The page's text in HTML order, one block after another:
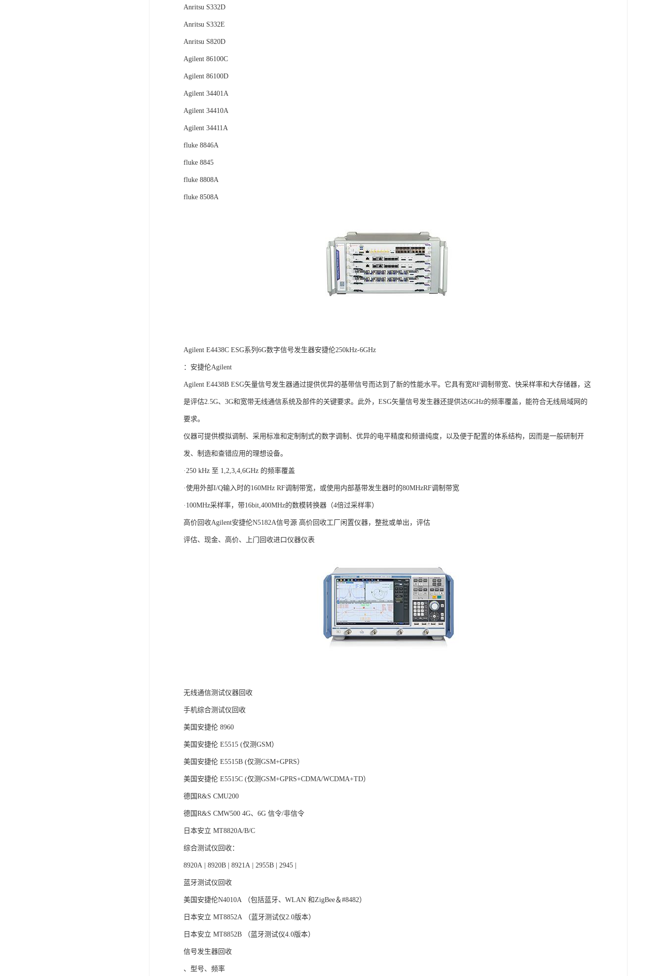
Anritsu S332D
Anritsu S332E
Anritsu S820D
Agilent 86100C
Agilent 86100D
Agilent 34401A
Agilent 34410A
Agilent 34411A
fluke 8846A
fluke 8845
fluke 8808A
fluke 8508A
Agilent E4438C ESG系列6G数字信号发生器安捷伦250kHz-6GHz
：安捷伦Agilent
Agilent E4438B ESG矢量信号发生器通过提供优异的基带信号而达到了新的性能水平。它具有宽RF调制带宽、快采样率和大存储器，这
是评估2.5G、3G和宽带无线通信系统及部件的关键要求。此外，ESG矢量信号发生器还提供达6GHz的频率覆盖，能符合无线局域网的
要求。
仪器可提供模拟调制、采用标准和定制制式的数字调制、优异的电平精度和频谱纯度，以及便于配置的体系结构，因而是一般研制开
发、制造和查错应用的理想设备。
·250 kHz 至 1,2,3,4,6GHz 的频率覆盖
·使用外部I/Q输入时的160MHz RF调制带宽，或使用内部基带发生器时的80MHzRF调制带宽
·100MHz采样率，带16bit,400MHz的数模转换器（4倍过采样率）
高价回收Agilent安捷伦N5182A信号源 高价回收工厂闲置仪器，整批或单出，评估
评估、现金、高价、上门回收进口仪器仪表
无线通信测试仪器回收
手机综合测试仪回收
美国安捷伦 8960
美国安捷伦 E5515 (仅测GSM）
美国安捷伦 E5515B (仅测GSM+GPRS）
美国安捷伦 E5515C (仅测GSM+GPRS+CDMA/WCDMA+TD）
德国R&S CMU200
德国R&S CMW500 4G、6G 信令/非信令
日本安立 MT8820A/B/C
综合测试仪回收：
8920A | 8920B | 8921A | 2955B | 2945 |
蓝牙测试仪回收
美国安捷伦N4010A （包括蓝牙、WLAN 和ZigBee＆#8482）
日本安立 MT8852A （蓝牙测试仪2.0版本）
日本安立 MT8852B （蓝牙测试仪4.0版本）
信号发生器回收
、型号、频率